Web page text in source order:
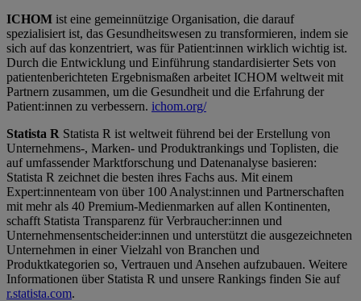
ICHOM ist eine gemeinnützige Organisation, die darauf
spezialisiert ist, das Gesundheitswesen zu transformieren, indem sie
sich auf das konzentriert, was für Patient:innen wirklich wichtig ist.
Durch die Entwicklung und Einführung standardisierter Sets von
patientenberichteten Ergebnismaßen arbeitet ICHOM weltweit mit
Partnern zusammen, um die Gesundheit und die Erfahrung der
Patient:innen zu verbessern. ichom.org/
Statista R Statista R ist weltweit führend bei der Erstellung von
Unternehmens-, Marken- und Produktrankings und Toplisten, die
auf umfassender Marktforschung und Datenanalyse basieren:
Statista R zeichnet die besten ihres Fachs aus. Mit einem
Expert:innenteam von über 100 Analyst:innen und Partnerschaften
mit mehr als 40 Premium-Medienmarken auf allen Kontinenten,
schafft Statista Transparenz für Verbraucher:innen und
Unternehmensentscheider:innen und unterstützt die ausgezeichneten
Unternehmen in einer Vielzahl von Branchen und
Produktkategorien so, Vertrauen und Ansehen aufzubauen. Weitere
Informationen über Statista R und unsere Rankings finden Sie auf
r.statista.com.